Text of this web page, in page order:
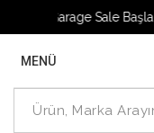
Garage Sale Başladı!
MENÜ